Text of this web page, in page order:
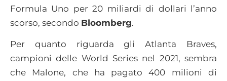
Formula Uno per 20 miliardi di dollari l’anno
scorso, secondo Bloomberg.
Per quanto riguarda gli Atlanta Braves,
campioni delle World Series nel 2021, sembra
che Malone, che ha pagato 400 milioni di